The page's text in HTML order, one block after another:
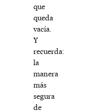
que
queda
vacía.
Y
recuerda:
la
manera
más
segura
de